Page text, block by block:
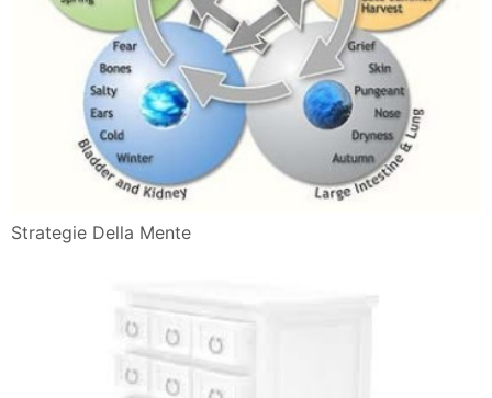
Strategie Della Mente